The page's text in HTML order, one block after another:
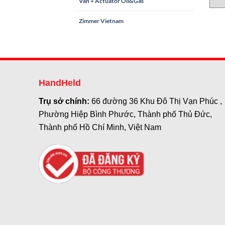
Zimmer Vietnam
HandHeld
Trụ sở chính: 66 đường 36 Khu Đô Thị Vạn Phúc ,
Phường Hiệp Bình Phước, Thành phố Thủ Đức,
Thành phố Hồ Chí Minh, Việt Nam